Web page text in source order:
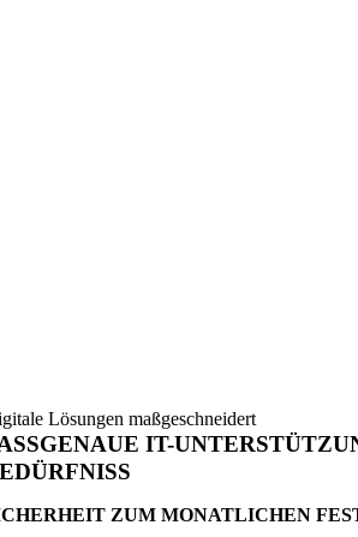
Lösungen maßgeschneidert
IT-
ZUM MONATLICHEN